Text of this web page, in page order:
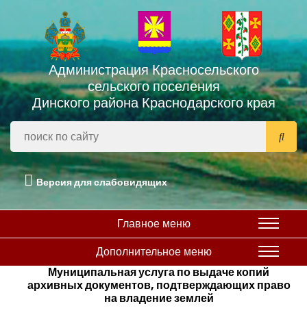
Администрация Красносельского
сельского поселения
Динского района Краснодарского края
Версия для слабовидящих
Главное меню
Дополнительное меню
Муниципальная услуга по выдаче копий
архивных документов, подтверждающих право
на владение землей